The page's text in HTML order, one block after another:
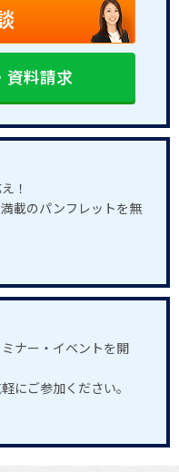
資料請求
！
載のパンフレットを無
ナー・イベントを開
にご参加ください。